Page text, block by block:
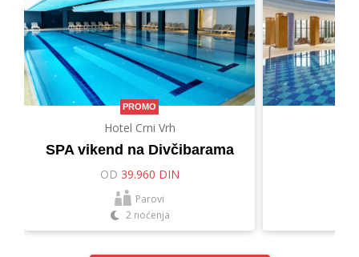
PROMO
Hotel Crni Vrh
SPA vikend na Divčibarama
OD 39.960 DIN
Parovi
2 noćenja